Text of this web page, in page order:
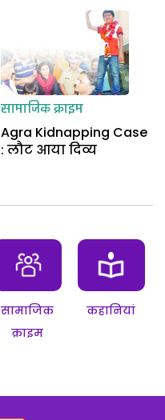
सामाजिक क्राइम
Agra Kidnapping Case
: लौट आया दिव्य
सामाजिक
क्राइम
कहानियां